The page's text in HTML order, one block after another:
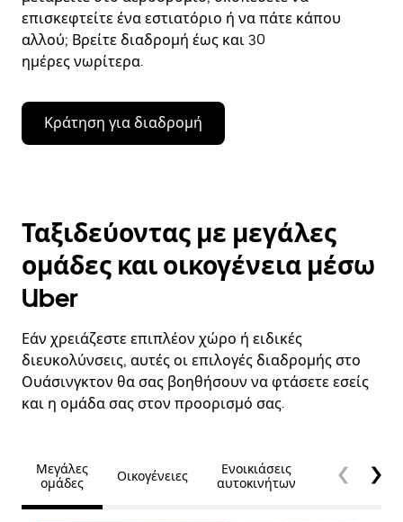
επισκεφτείτε ένα εστιατόριο ή να πάτε κάπου
αλλού; Βρείτε διαδρομή έως και 30
ημέρες νωρίτερα.
Κράτηση για διαδρομή
Ταξιδεύοντας με μεγάλες
ομάδες και οικογένεια μέσω
Uber
Εάν χρειάζεστε επιπλέον χώρο ή ειδικές
διευκολύνσεις, αυτές οι επιλογές διαδρομής στο
Ουάσινγκτον θα σας βοηθήσουν να φτάσετε εσείς
και η ομάδα σας στον προορισμό σας.
Μεγάλες
ομάδες
Οικογένειες
Ενοικιάσεις
αυτοκινήτων